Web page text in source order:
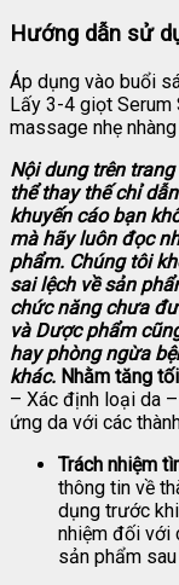
Hướng dẫn sử
Áp dụng vào buổi
Lấy 3-4 giọt
massage nhẹ
Nội dung trên
thể thay thế chỉ
khuyến cáo bạn
mà hãy luôn đọc
phẩm. Chúng tôi
sai lệch về sản
chức năng chưa
và Dược phẩm
hay phòng ngừa
khác. Nhằm tăng
– Xác định loại da
ứng da với các
Trách nhiệm
thông tin về
dụng trước
nhiệm đối với
sản phẩm